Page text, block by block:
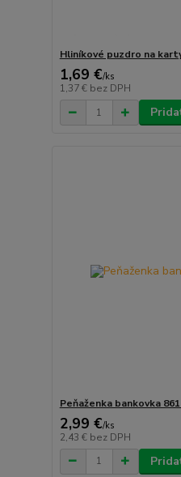
Hliníkové puzdro na
1,69 €/ks
1,37 € bez DPH
Peňaženka bankovka
2,99 €/ks
2,43 € bez DPH